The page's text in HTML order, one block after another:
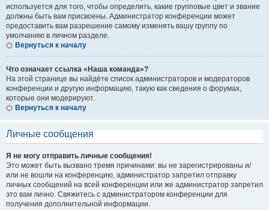
используется для того, чтобы определить, какие групповые цвет и звание
должны быть вам присвоены. Администратор конференции может
предоставить вам разрешение самому изменять вашу группу по
умолчанию в личном разделе.
Вернуться к началу
Что означает ссылка «Наша команда»?
На этой странице вы найдёте список администраторов и модераторов
конференции и другую информацию, такую как сведения о форумах,
которые они модерируют.
Вернуться к началу
Личные сообщения
Я не могу отправить личные сообщения!
Это может быть вызвано тремя причинами: вы не зарегистрированы и/
или не вошли на конференцию, администратор запретил отправку
личных сообщений на всей конференции или же администратор запретил
это вам лично. Свяжитесь с администратором конференции для
получения дополнительной информации.